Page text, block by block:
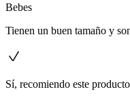
Bebes
Tienen un buen tamaño y
Sí, recomiendo este producto